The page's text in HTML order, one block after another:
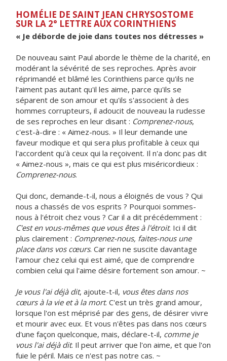
HOMÉLIE DE SAINT JEAN CHRYSOSTOME
SUR LA 2° LETTRE AUX CORINTHIENS
« Je déborde de joie dans toutes nos détresses »
De nouveau saint Paul aborde le thème de la charité, en
modérant la sévérité de ses reproches. Après avoir
réprimandé et blâmé les Corinthiens parce qu'ils ne
l'aiment pas autant qu'il les aime, parce qu'ils se
séparent de son amour et qu'ils s'associent à des
hommes corrupteurs, il adoucit de nouveau la rudesse
de ses reproches en leur disant : Comprenez-nous,
c'est-à-dire : « Aimez-nous. » Il leur demande une
faveur modique et qui sera plus profitable à ceux qui
l'accordent qu'à ceux qui la reçoivent. Il n'a donc pas dit
« Aimez-nous », mais ce qui est plus miséricordieux :
Comprenez-nous.
Qui donc, demande-t-il, nous a éloignés de vous ? Qui
nous a chassés de vos esprits ? Pourquoi sommes-
nous à l'étroit chez vous ? Car il a dit précédemment :
C'est en vous-mêmes que vous êtes à l'étroit. Ici il dit
plus clairement : Comprenez-nous, faites-nous une
place dans vos cœurs. Car rien ne suscite davantage
l'amour chez celui qui est aimé, que de comprendre
combien celui qui l'aime désire fortement son amour. ~
Je vous l'ai déjà dit, ajoute-t-il, vous êtes dans nos
cœurs à la vie et à la mort. C'est un très grand amour,
lorsque l'on est méprisé par des gens, de désirer vivre
et mourir avec eux. Et vous n'êtes pas dans nos cœurs
d'une façon quelconque, mais, déclare-t-il, comme je
vous l'ai déjà dit. Il peut arriver que l'on aime, et que l'on
fuie le péril. Mais ce n'est pas notre cas. ~